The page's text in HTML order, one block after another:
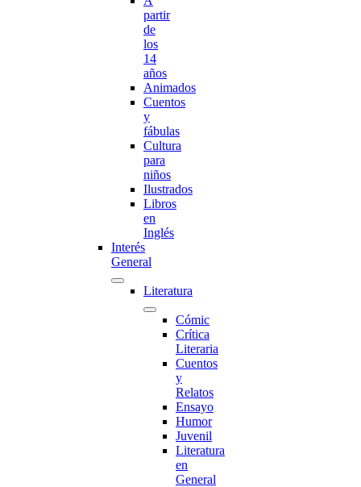
partir
de
los
14
años
Animados
Cuentos
y
fábulas
Cultura
para
niños
Ilustrados
Libros
en
Inglés
Interés
General
Literatura
Cómic
Crítica
Literaria
Cuentos
y
Relatos
Ensayo
Humor
Juvenil
Literatura
en
General